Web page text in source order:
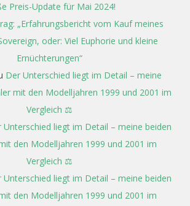
Preis-Update für Mai 2024!
„Erfahrungsbericht vom Kauf meines
oder: Viel Euphorie und kleine
Ernüchterungen“
Der Unterschied liegt im Detail – meine
mit den Modelljahren 1999 und 2001 im
Vergleich ⚖️
Unterschied liegt im Detail – meine beiden
den Modelljahren 1999 und 2001 im
Vergleich ⚖️
Unterschied liegt im Detail – meine beiden
den Modelljahren 1999 und 2001 im